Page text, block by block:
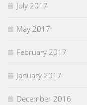
July 2017
May 2017
February 2017
January 2017
December 2016